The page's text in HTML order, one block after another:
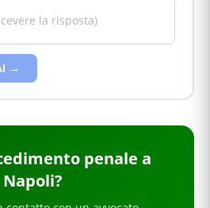
→
penale a
Napoli?